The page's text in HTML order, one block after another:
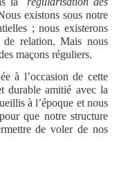
existons sous notre
; nous existerons
de relation. Mais nous
maçons réguliers.
à l’occasion de cette
durable amitié avec la
à l’époque et nous
que notre structure
de voler de nos